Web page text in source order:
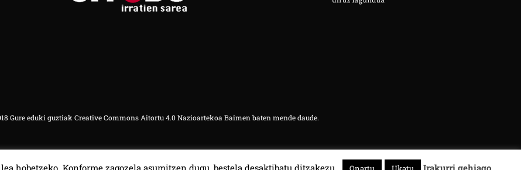
Gure eduki guztiak Creative Commons Aitortu 4.0 Nazioartekoa Baimen baten mende daude.
hobetzeko. Konforme zagozela asumitzen dugu, bestela desaktibatu ditzakezu. Irakurri gehiago